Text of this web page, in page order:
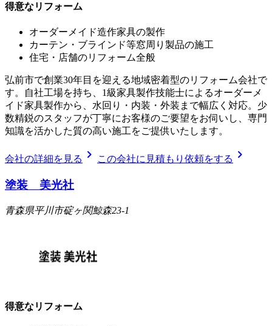
得意なリフォーム
オーダーメイド造作家具の製作
カーテン・ブラインド等窓周り製品の施工
住宅・店舗のリフォーム全般
弘前市で創業30年目を迎える地域密着型のリフォーム会社で
す。自社工場を持ち、1級家具製作技能士によるオーダーメ
イド家具製作から、水回り・内装・外装まで幅広く対応。少
数精鋭のスタッフが丁寧にお客様のご要望をお伺いし、専門
知識を活かした質の高い施工をご提供いたします。
会社の詳細を見る chevron_right この会社に見積もり依頼をする chevron_right
塗装 美光社
青森県平川市碇ヶ関鯨森23-1
得意なリフォーム